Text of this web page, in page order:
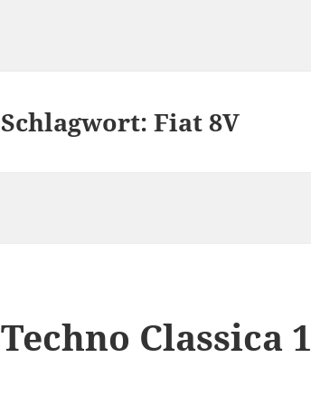
Schlagwort:Fiat 8V
Techno Classica